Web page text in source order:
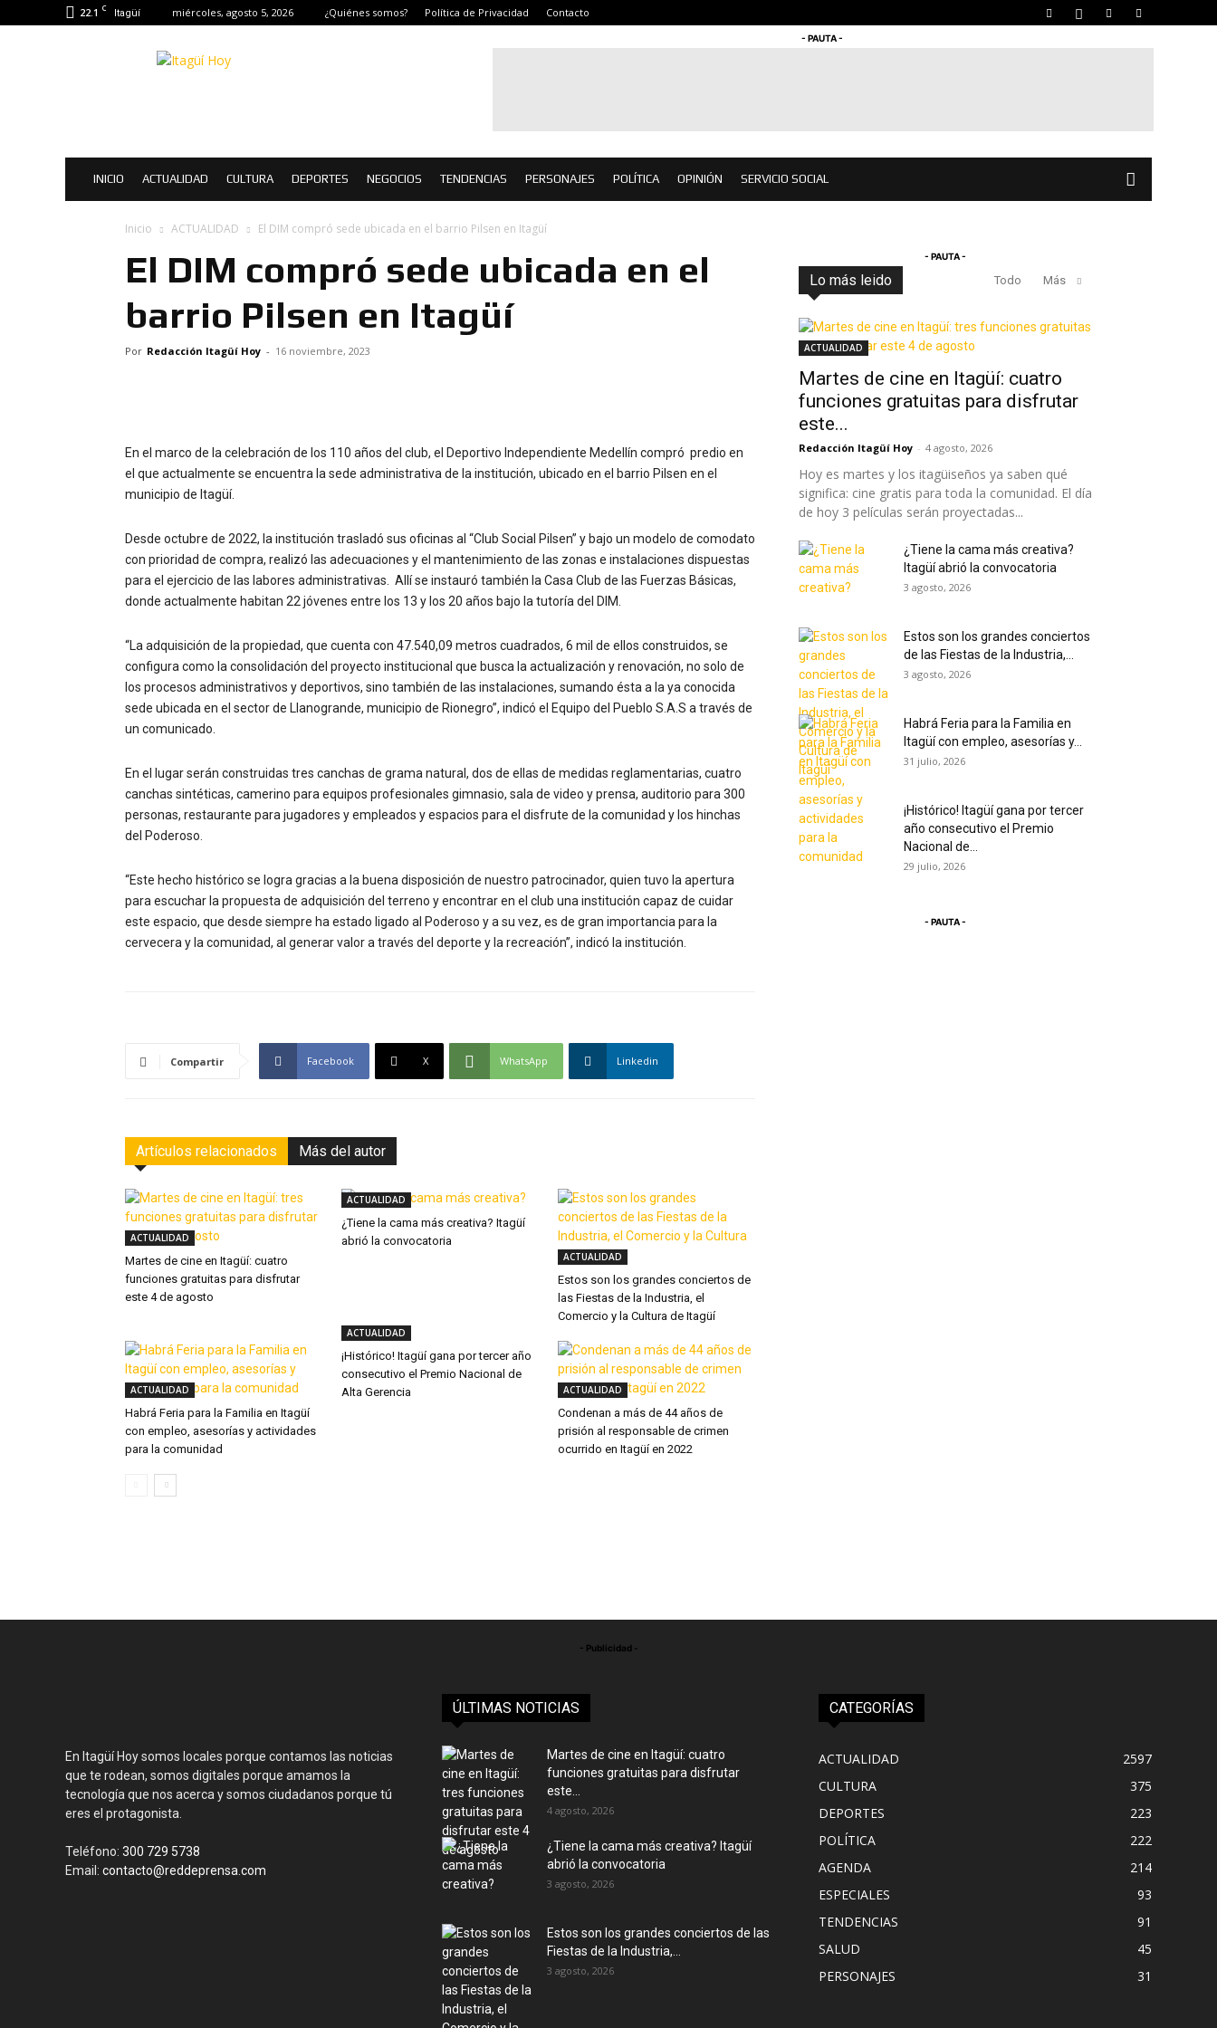
22.1 C Itagüí miércoles, agosto 5, 2026 ¿Quiénes somos? Política de Privacidad Contacto
Itagüí
- PAUTA -
INICIO ACTUALIDAD CULTURA DEPORTES NEGOCIOS TENDENCIAS PERSONAJES POLÍTICA OPINIÓN SERVICIO SOCIAL
Inicio ACTUALIDAD El DIM compró sede ubicada en el barrio Pilsen en Itagüí
El DIM compró sede ubicada en el
barrio Pilsen en Itagüí
Por Redacción Itagüí Hoy - 16 noviembre, 2023
En el marco de la celebración de los 110 años del club, el Deportivo Independiente Medellín compró predio en
el que actualmente se encuentra la sede administrativa de la institución, ubicado en el barrio Pilsen en el
municipio de Itagüí.
Desde octubre de 2022, la institución trasladó sus oficinas al “Club Social Pilsen” y bajo un modelo de comodato
con prioridad de compra, realizó las adecuaciones y el mantenimiento de las zonas e instalaciones dispuestas
para el ejercicio de las labores administrativas. Allí se instauró también la Casa Club de las Fuerzas Básicas,
donde actualmente habitan 22 jóvenes entre los 13 y los 20 años bajo la tutoría del DIM.
“La adquisición de la propiedad, que cuenta con 47.540,09 metros cuadrados, 6 mil de ellos construidos, se
configura como la consolidación del proyecto institucional que busca la actualización y renovación, no solo de
los procesos administrativos y deportivos, sino también de las instalaciones, sumando ésta a la ya conocida
sede ubicada en el sector de Llanogrande, municipio de Rionegro”, indicó el Equipo del Pueblo S.A.S a través de
un comunicado.
En el lugar serán construidas tres canchas de grama natural, dos de ellas de medidas reglamentarias, cuatro
canchas sintéticas, camerino para equipos profesionales gimnasio, sala de video y prensa, auditorio para 300
personas, restaurante para jugadores y empleados y espacios para el disfrute de la comunidad y los hinchas
del Poderoso.
“Este hecho histórico se logra gracias a la buena disposición de nuestro patrocinador, quien tuvo la apertura
para escuchar la propuesta de adquisición del terreno y encontrar en el club una institución capaz de cuidar
este espacio, que desde siempre ha estado ligado al Poderoso y a su vez, es de gran importancia para la
cervecera y la comunidad, al generar valor a través del deporte y la recreación”, indicó la institución.
Compartir Facebook X WhatsApp Linkedin
Artículos relacionados Más del autor
ACTUALIDAD
Martes de cine en Itagüí: cuatro
funciones gratuitas para disfrutar
este 4 de agosto
ACTUALIDAD
¿Tiene la cama más creativa? Itagüí
abrió la convocatoria
ACTUALIDAD
Estos son los grandes conciertos de
las Fiestas de la Industria, el
Comercio y la Cultura de Itagüí
ACTUALIDAD
Habrá Feria para la Familia en Itagüí
con empleo, asesorías y actividades
para la comunidad
ACTUALIDAD
¡Histórico! Itagüí gana por tercer año
consecutivo el Premio Nacional de
Alta Gerencia
ACTUALIDAD
Condenan a más de 44 años de
prisión al responsable de crimen
ocurrido en Itagüí en 2022
- PAUTA -
Lo más leido Todo Más
ACTUALIDAD
Martes de cine en Itagüí: cuatro
funciones gratuitas para disfrutar
este...
Redacción Itagüí Hoy - 4 agosto, 2026
Hoy es martes y los itagüiseños ya saben qué
significa: cine gratis para toda la comunidad. El día
de hoy 3 películas serán proyectadas...
¿Tiene la cama más creativa?
Itagüí abrió la convocatoria
3 agosto, 2026
Estos son los grandes conciertos
de las Fiestas de la Industria,...
3 agosto, 2026
Habrá Feria para la Familia en
Itagüí con empleo, asesorías y...
31 julio, 2026
¡Histórico! Itagüí gana por tercer
año consecutivo el Premio
Nacional de...
29 julio, 2026
- PAUTA -
- Publicidad -
En Itagüí Hoy somos locales porque contamos las noticias
que te rodean, somos digitales porque amamos la
tecnología que nos acerca y somos ciudadanos porque tú
eres el protagonista.
Teléfono: 300 729 5738
Email: contacto@reddeprensa.com
ÚLTIMAS NOTICIAS
Martes de cine en Itagüí: cuatro
funciones gratuitas para disfrutar
este...
4 agosto, 2026
¿Tiene la cama más creativa? Itagüí
abrió la convocatoria
3 agosto, 2026
Estos son los grandes conciertos de las
Fiestas de la Industria,...
3 agosto, 2026
CATEGORÍAS
ACTUALIDAD
2597
CULTURA
375
DEPORTES
223
POLÍTICA
222
AGENDA
214
ESPECIALES
93
TENDENCIAS
91
SALUD
45
PERSONAJES
31